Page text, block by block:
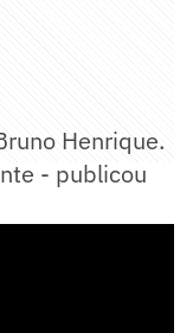
Henrique.
- publicou